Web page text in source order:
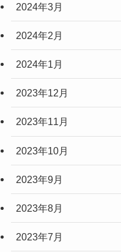
2024年3月
2024年2月
2024年1月
2023年12月
2023年11月
2023年10月
2023年9月
2023年8月
2023年7月